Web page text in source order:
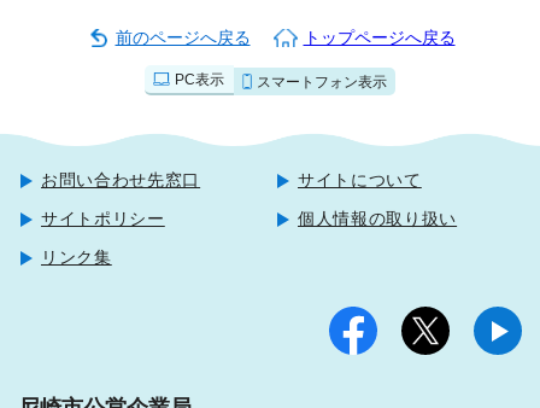
前のページへ戻る トップページへ戻る
PC表示 スマートフォン表示
お問い合わせ先窓口 サイトについて
サイトポリシー 個人情報の取り扱い
リンク集